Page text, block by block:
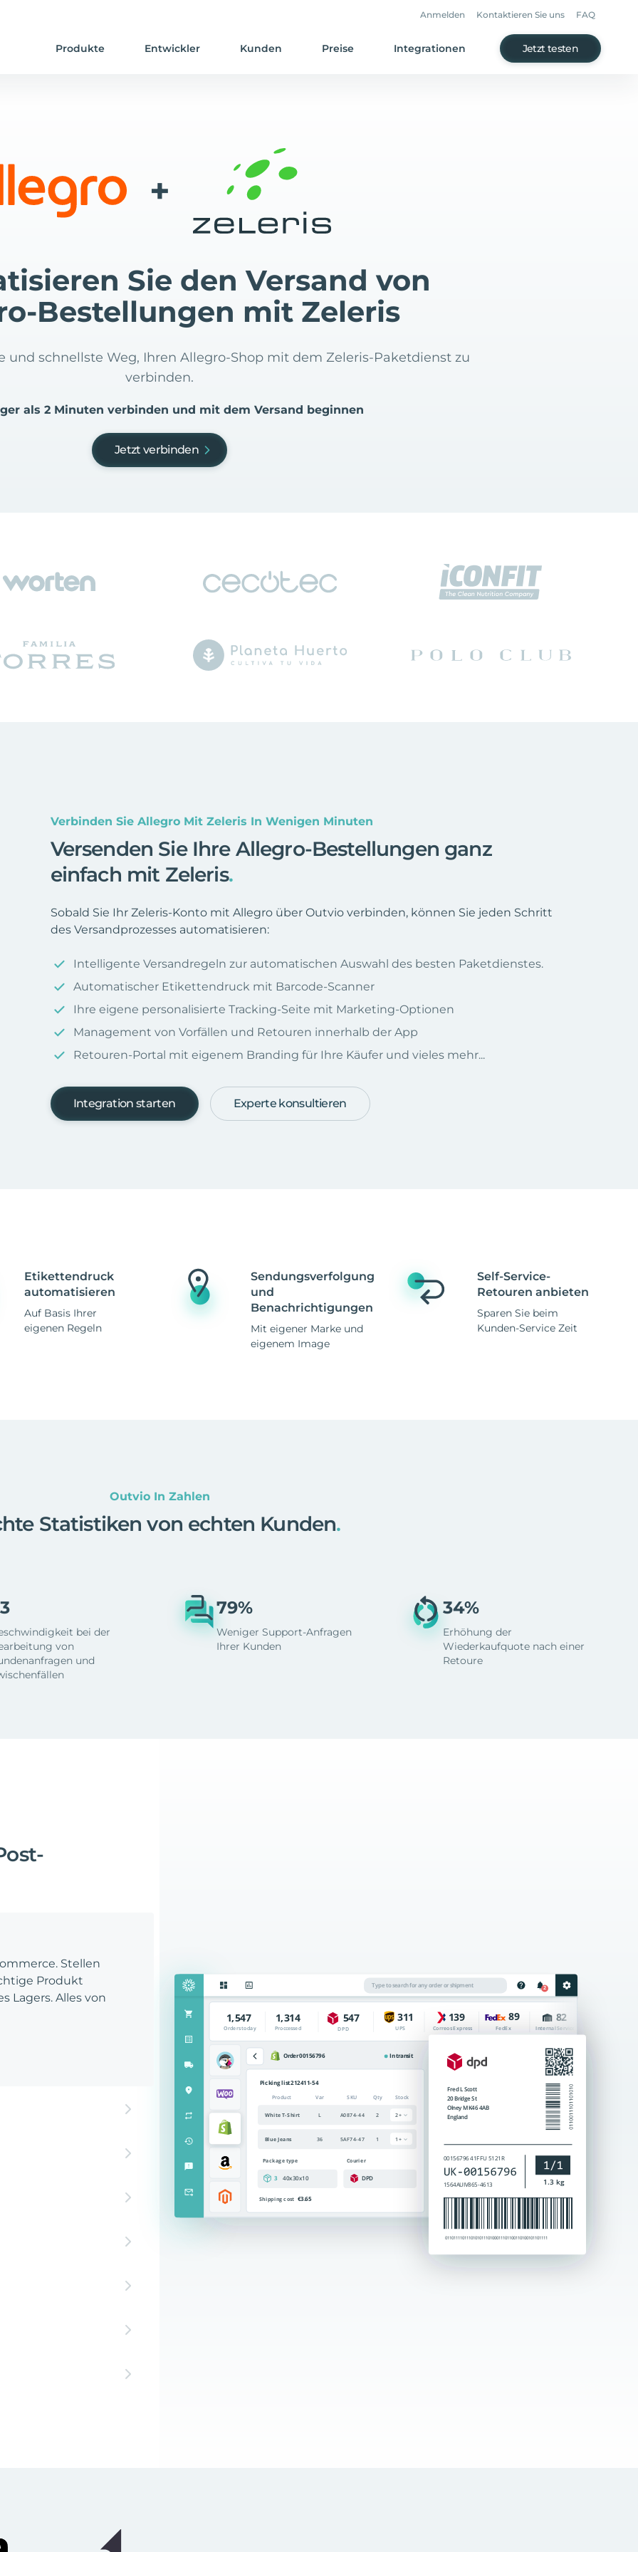
Anmelden Kontaktieren Sie uns FAQ
Produkte Entwickler Kunden Preise Integrationen Jetzt testen
+
Sie den Versand von
Bestellungen mit Zeleris
und schnellste Weg, Ihren Allegro-Shop mit dem Zeleris-Paketdienst zu
verbinden.
als 2 Minuten verbinden und mit dem Versand beginnen
Jetzt verbinden
Verbinden Sie Allegro Mit Zeleris In Wenigen Minuten
Versenden Sie Ihre Allegro-Bestellungen ganz
einfach mit Zeleris.
Sobald Sie Ihr Zeleris-Konto mit Allegro über Outvio verbinden, können Sie jeden Schritt
des Versandprozesses automatisieren:
Intelligente Versandregeln zur automatischen Auswahl des besten Paketdienstes.
Automatischer Etikettendruck mit Barcode-Scanner
Ihre eigene personalisierte Tracking-Seite mit Marketing-Optionen
Management von Vorfällen und Retouren innerhalb der App
Retouren-Portal mit eigenem Branding für Ihre Käufer und vieles mehr...
Integration starten Experte konsultieren
Etikettendruck
automatisieren
Auf Basis Ihrer
eigenen Regeln
Sendungsverfolgung
und
Benachrichtigungen
Mit eigener Marke und
eigenem Image
Self-Service-
Retouren anbieten
Sparen Sie beim
Kunden-Service Zeit
Outvio In Zahlen
Statistiken von echten Kunden.
bei der
von
und
79%
Weniger Support-Anfragen
Ihrer Kunden
34%
Erhöhung der
Wiederkaufquote nach einer
Retoure
Stellen
Produkt
Lagers. Alles von